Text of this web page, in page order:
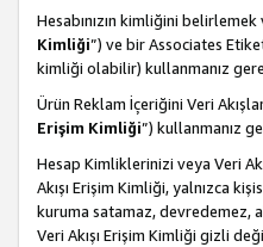
Hesabınızın kimliğini
Kimliği”) ve bir Associates
kimliği olabilir) kullanmanız
Ürün Reklam İçeriğini Veri
Erişim Kimliği”) kullanmanız
Hesap Kimliklerinizi veya Veri
Akışı Erişim Kimliği, yalnızca
kuruma satamaz, devredemez,
Veri Akışı Erişim Kimliği gizli